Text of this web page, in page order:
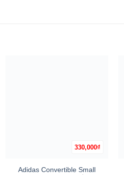
330,000₫
Adidas Convertible Small